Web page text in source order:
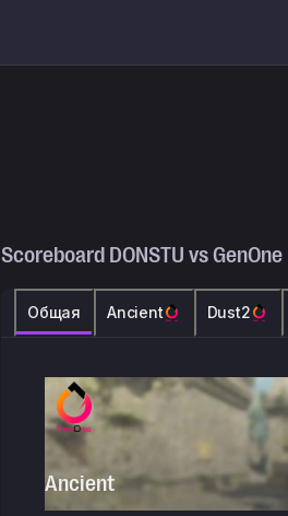
Scoreboard DONSTU vsGenOne
Общая Ancient Dust2
Ancient